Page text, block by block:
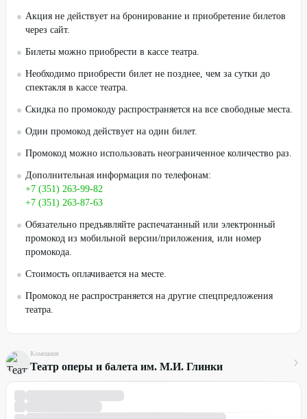
Акция не действует на бронирование и приобретение билетов
через сайт.
Билеты можно приобрести в кассе театра.
Необходимо приобрести билет не позднее, чем за сутки до
спектакля в кассе театра.
Скидка по промокоду распространяется на все свободные места.
Один промокод действует на один билет.
Промокод можно использовать неограниченное количество раз.
Дополнительная информация по телефонам:
+7 (351) 263-99-82
+7 (351) 263-87-63
Обязательно предъявляйте распечатанный или электронный
промокод из мобильной версии/приложения, или номер
промокода.
Стоимость оплачивается на месте.
Промокод не распространяется на другие спецпредложения
театра.
Компания
Театр оперы и балета им. М.И. Глинки